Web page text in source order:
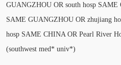
GUANGZHOU OR south hosp SAME
SAME GUANGZHOU OR zhujiang
hosp SAME CHINA OR Pearl River
(southwest med* univ*)